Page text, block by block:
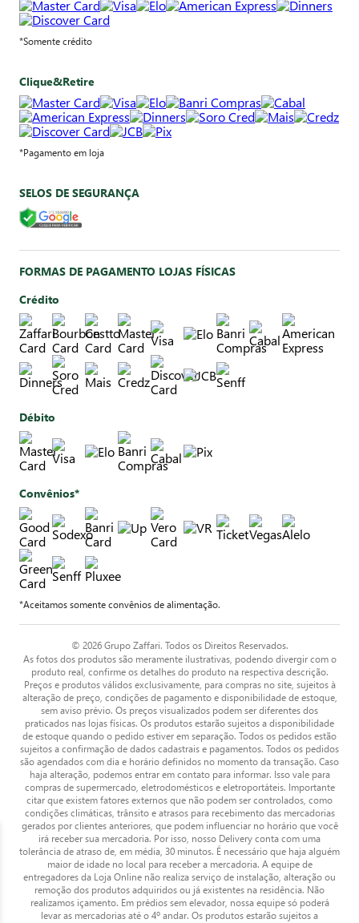
*Somente crédito
Clique&Retire
*Pagamento em loja
SELOS DE SEGURANÇA
FORMAS DE PAGAMENTO LOJAS FÍSICAS
Crédito
Débito
Convênios*
*Aceitamos somente convênios de alimentação.
© 2026 Grupo Zaffari. Todos os Direitos Reservados.
As fotos dos produtos são meramente ilustrativas, podendo divergir com o
produto real, confirme os detalhes do produto na respectiva descrição.
Preços e produtos válidos exclusivamente, para compras no site, sujeitos à
alteração de preço, condições de pagamento e disponibilidade de estoque,
sem aviso prévio. Os preços visualizados podem ser diferentes dos
praticados nas lojas físicas. Os produtos estarão sujeitos a disponibilidade
de estoque quando o pedido estiver em separação. Todos os pedidos estão
sujeitos a confirmação de dados cadastrais e pagamentos. Todos os pedidos
são agendados com dia e horário definidos no momento da transação. Caso
haja alteração, podemos entrar em contato para informar. Isso vale para
compras de supermercado, eletrodomésticos e eletroportáteis. Importante
citar que existem fatores externos que não podem ser controlados, como
condições climáticas, trânsito e atrasos para recebimento das mercadorias
gerados por clientes anteriores, que podem influenciar no horário que você
irá receber sua mercadoria. Por isso, nosso Delivery conta com uma
tolerância de atraso de, em média, 30 minutos. É necessário que haja alguém
maior de idade no local para receber a mercadoria. A equipe de
entregadores da Loja Online não realiza serviço de instalação, alteração ou
remoção dos produtos adquiridos ou já existentes na residência. Não
realizamos içamento. Em prédios sem elevador, nossa equipe só poderá
levar as mercadorias até o 4º andar. Os produtos estarão sujeitos a